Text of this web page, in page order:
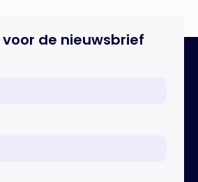
de nieuwsbrief